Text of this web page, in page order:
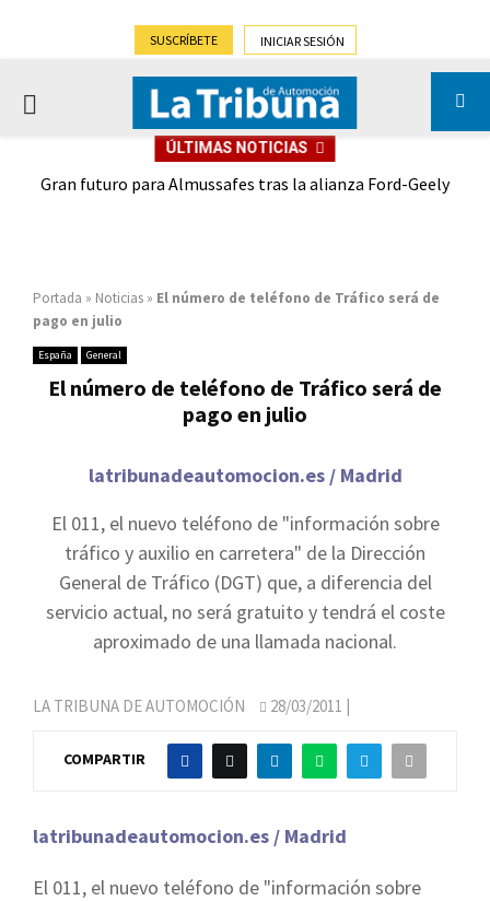
SUSCRÍBETE INICIAR SESIÓN
PRIMARY
ÚLTIMAS NOTICIAS
Gran futuro para Almussafes tras la alianza Ford-Geely
Portada » Noticias » El número de teléfono de Tráfico será de
pago en julio
España General
El número de teléfono de Tráfico será de
pago en julio
latribunadeautomocion.es / Madrid
El 011, el nuevo teléfono de "información sobre
tráfico y auxilio en carretera" de la Dirección
General de Tráfico (DGT) que, a diferencia del
servicio actual, no será gratuito y tendrá el coste
aproximado de una llamada nacional.
LA TRIBUNA DE AUTOMOCIÓN 28/03/2011 |
COMPARTIR
latribunadeautomocion.es / Madrid
El 011, el nuevo teléfono de "información sobre